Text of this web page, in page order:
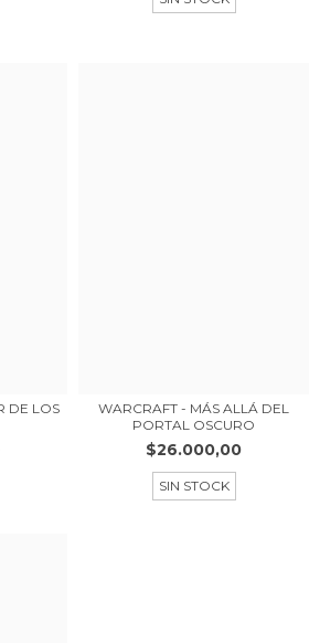
DE LOS
WARCRAFT - MÁS ALLÁ DEL
PORTAL OSCURO
$26.000,00
SIN STOCK